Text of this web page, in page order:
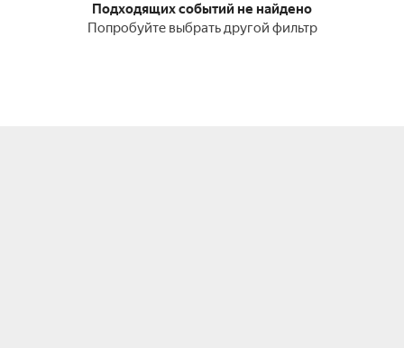
Подходящих событий не найдено
Попробуйте выбрать другой фильтр